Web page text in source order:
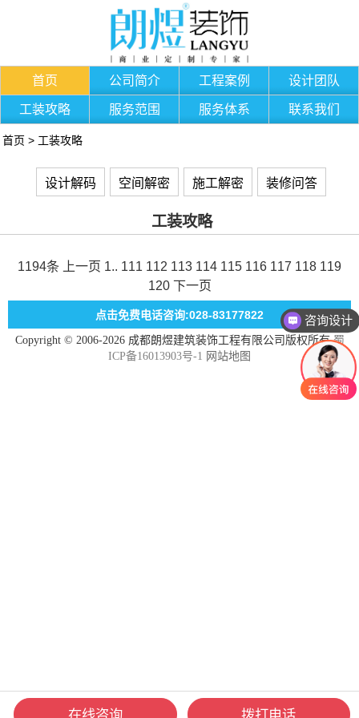
首页 公司简介 工程案例 设计团队
工装攻略 服务范围 服务体系 联系我们
首页 > 工装攻略
设计解码 空间解密 施工解密 装修问答
工装攻略
1194条 上一页 1.. 111 112 113 114 115 116 117 118 119
120 下一页
点击免费电话咨询:028-83177822
Copyright © 2006-2026 成都朗煜建筑装饰工程有限公司版权所有蜀
ICP备16013903号-1 网站地图
咨询设计
在线咨询 拨打电话